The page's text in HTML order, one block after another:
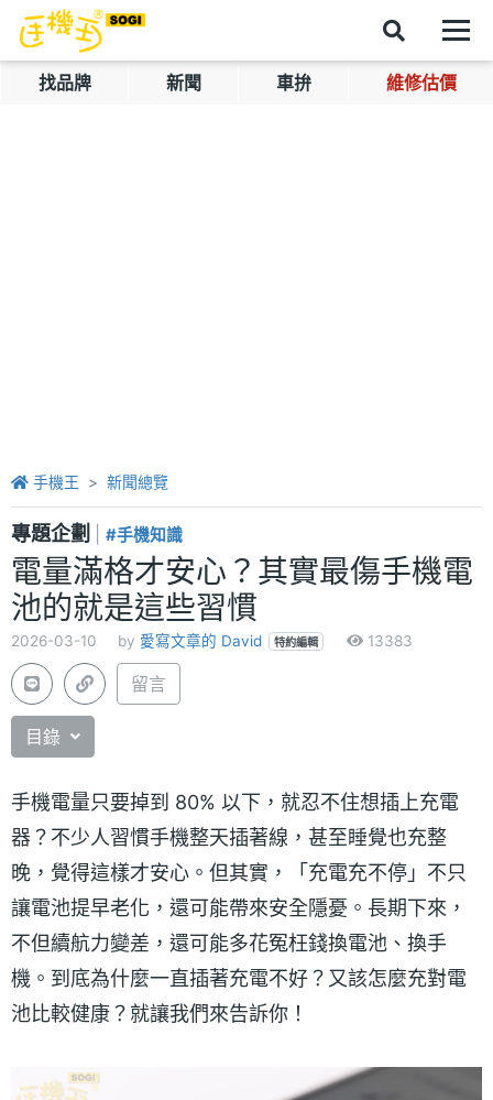
找品牌 新聞 車拚 維修估價
手機王 新聞總覽
專題企劃 #手機知識
電量滿格才安心？其實最傷手機電
池的就是這些習慣
2026-03-10 by 愛寫文章的 David 特約編輯 13383
留言
目錄
手機電量只要掉到 80% 以下，就忍不住想插上充電
器？不少人習慣手機整天插著線，甚至睡覺也充整
晚，覺得這樣才安心。但其實，「充電充不停」不只
讓電池提早老化，還可能帶來安全隱憂。長期下來，
不但續航力變差，還可能多花冤枉錢換電池、換手
機。到底為什麼一直插著充電不好？又該怎麼充對電
池比較健康？就讓我們來告訴你！